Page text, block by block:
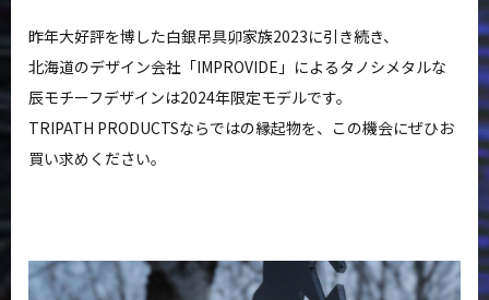
昨年大好評を博した白銀吊具卯家族2023に引き続き、
北海道のデザイン会社「IMPROVIDE」によるタノシメタルな
辰モチーフデザインは2024年限定モデルです。
TRIPATH PRODUCTSならではの縁起物を、この機会にぜひお
買い求めください。